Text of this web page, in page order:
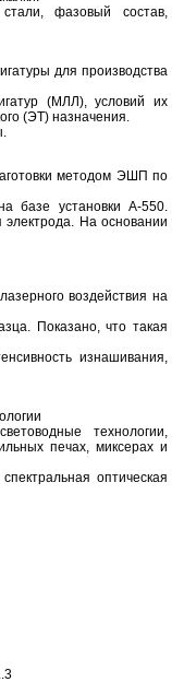
фазовый состав,
для производства
(МЛЛ), условий их
(ЭТ) назначения.
методом ЭШП по
базе установки А-550.
На основании
воздействия на
Показано, что такая
изнашивания,
технологии,
печах, миксерах и
оптическая